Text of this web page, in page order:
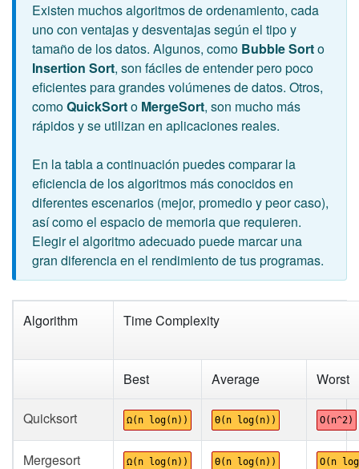
Existen muchos algoritmos de ordenamiento, cada
uno con ventajas y desventajas según el tipo y
tamaño de los datos. Algunos, como Bubble Sorto
Insertion Sort, son fáciles de entender pero poco
eficientes para grandes volúmenes de datos. Otros,
comoQuickSorto MergeSort, son mucho más
rápidos y se utilizan en aplicaciones reales.
En la tabla a continuación puedes comparar la
eficiencia de los algoritmos más conocidos en
diferentes escenarios (mejor, promedio y peor caso),
así como el espacio de memoria que requieren.
Elegir el algoritmo adecuado puede marcar una
gran diferencia en el rendimiento de tus programas.
Algorithm Time Complexity
Best Average Worst
Quicksort Ω(n log(n)) Θ(n log(n)) O(n^2)
Mergesort Ω(n log(n)) Θ(n log(n)) O(n